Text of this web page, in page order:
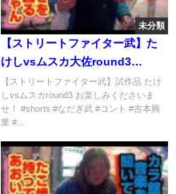
未分類
【ストリートファイター武】た
けしvsムスカ大佐round3
#shorts
【ストリートファイター武】試作品 たけ
しvsムスカround3 お楽しみくださいま
せ！ #shorts #なだぎ武 #コント #吉本興
業 #...